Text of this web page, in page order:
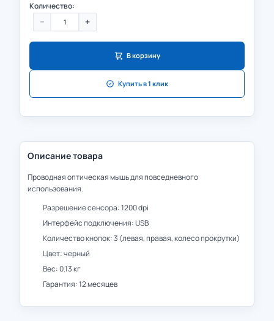
Количество:
− +
В корзину
Купить в 1 клик
Описание товара
Проводная оптическая мышь для повседневного
использования.
Разрешение сенсора: 1200 dpi
Интерфейс подключения: USB
Количество кнопок: 3 (левая, правая, колесо прокрутки)
Цвет: черный
Вес: 0.13 кг
Гарантия: 12 месяцев